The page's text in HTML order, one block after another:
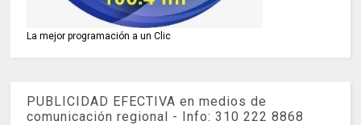
La mejor programación a un Clic
PUBLICIDAD EFECTIVA en medios de
comunicación regional - Info: 310 222 8868